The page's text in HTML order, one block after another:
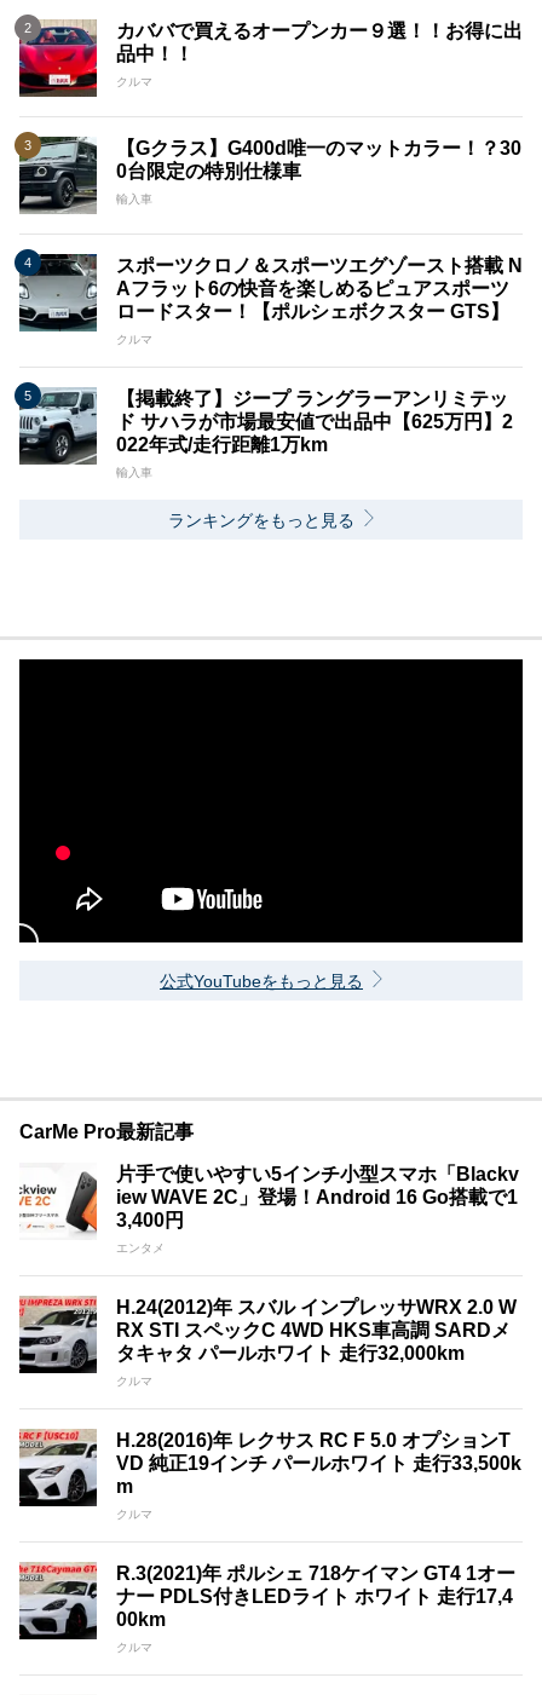
カババで買えるオープンカー９選！！お得に出
品中！！
クルマ
【Gクラス】G400d唯一のマットカラー！？30
0台限定の特別仕様車
輸入車
スポーツクロノ＆スポーツエグゾースト搭載 N
Aフラット6の快音を楽しめるピュアスポーツ
ロードスター！【ポルシェボクスター GTS】
クルマ
【掲載終了】ジープ ラングラーアンリミテッ
ド サハラが市場最安値で出品中【625万円】2
022年式/走行距離1万km
輸入車
ランキングをもっと見る
公式YouTubeをもっと見る
CarMe Pro最新記事
片手で使いやすい5インチ小型スマホ「Blackv
iew WAVE 2C」登場！Android 16 Go搭載で1
3,400円
エンタメ
H.24(2012)年 スバル インプレッサWRX 2.0 W
RX STI スペックC 4WD HKS車高調 SARDメ
タキャタ パールホワイト 走行32,000km
クルマ
H.28(2016)年 レクサス RC F 5.0 オプションT
VD 純正19インチ パールホワイト 走行33,500k
m
クルマ
R.3(2021)年 ポルシェ 718ケイマン GT4 1オー
ナー PDLS付きLEDライト ホワイト 走行17,4
00km
クルマ